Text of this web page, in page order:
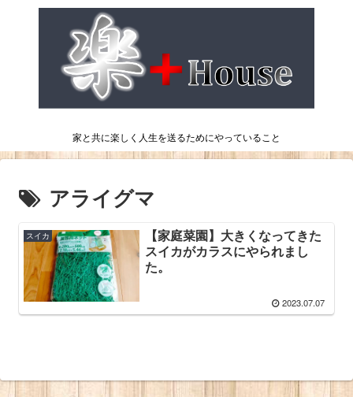
家と共に楽しく人生を送るためにやっていること
アライグマ
スイカ
【家庭菜園】大きくなってきた
スイカがカラスにやられまし
た。
2023.07.07